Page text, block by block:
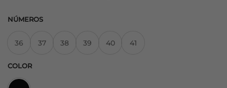
NÚMEROS
36 37 38 39 40 41
COLOR